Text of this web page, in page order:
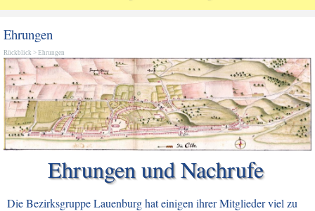
Ehrungen
Rückblick > Ehrungen
Ehrungen und Nachrufe
Die Bezirksgruppe Lauenburg hat einigen ihrer Mitglieder viel zu